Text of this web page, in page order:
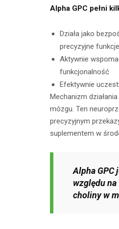
Alpha GPC pełni
Działa jako
precyzyjne
Aktywnie
funkcjonalność
Efektywnie
Mechanizm
mózgu. Ten
precyzyjnym
suplementem w
Alpha GPC
względu
choliny w
23 lipca 2026
CZYTAJ DALEJ